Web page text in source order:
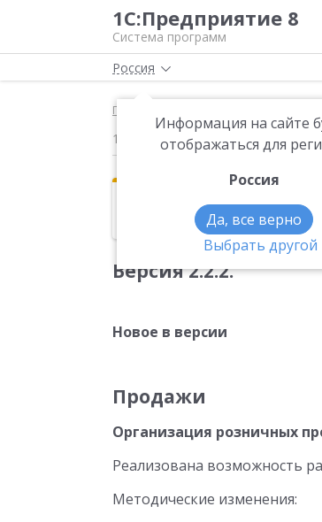
1С:Предприятие 8
Система программ
Россия
Информация на сайте
отображаться для
Россия
Да, все верно
Выбрать другой
Главная
14.12.2016
Эта новость находится в
Версия 2.2.2.
Новое в версии
Продажи
Организация розничных
Реализована возможность
Методические изменения: